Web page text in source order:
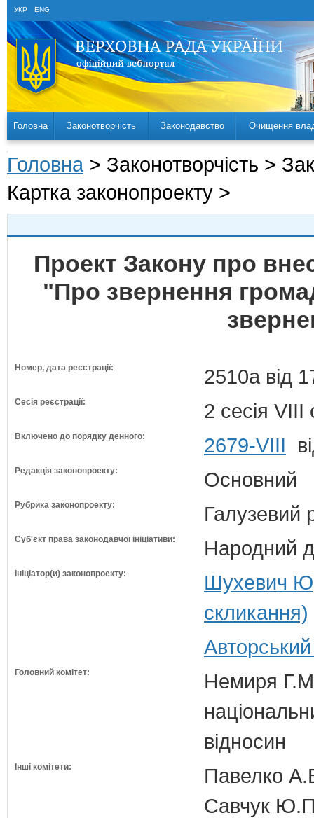
УКР ENG
Головна Законотворчість Законодавство Очищення
Головна > Законотворчість >
Картка законопроекту >
Проект Закону про
"Про звернення
Номер, дата реєстрації: 2510а від
Сесія реєстрації: 2 сесія VIII
Включено до порядку денного: 2679-VIII
Редакція законопроекту: Основний
Рубрика законопроекту: Галузевий
Суб'єкт права законодавчої ініціативи: Народний
Ініціатор(и) законопроекту:
Шухевич
скликання)
Головний комітет:
Немиря
відносин
Інші комітети:
Павелко
Савчук Ю.П.